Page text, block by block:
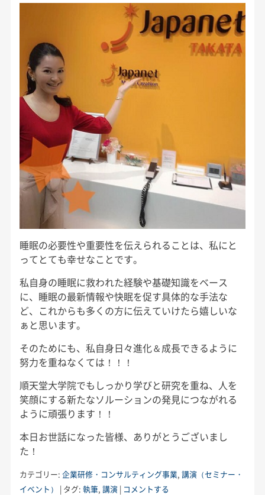
睡眠の必要性や重要性を伝えられることは、私にと
ってとても幸せなことです。
私自身の睡眠に救われた経験や基礎知識をベース
に、睡眠の最新情報や快眠を促す具体的な手法な
ど、これからも多くの方に伝えていけたら嬉しいな
ぁと思います。
そのためにも、私自身日々進化＆成長できるように
努力を重ねなくては！！！
順天堂大学院でもしっかり学びと研究を重ね、人を
笑顔にする新たなソルーションの発見につながれる
ように頑張ります！！
本日お世話になった皆様、ありがとうございまし
た！
カテゴリー: 企業研修・コンサルティング事業, 講演（セミナー・
イベント）
| タグ: 執筆, 講演 | コメントする